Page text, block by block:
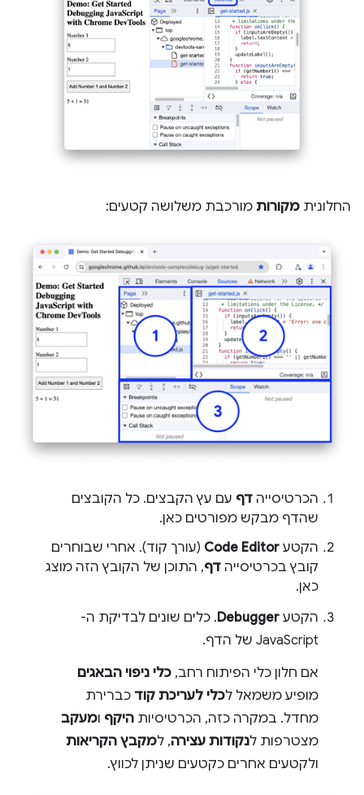
החלונית מקורות מורכבת משלושה קטעים:
הכרטיסייה דף עם עץ הקבצים. כל הקובצים
שהדף מבקש מפורטים כאן.
הקטע Code Editor (עורך קוד). אחרי שבוחרים
קובץ בכרטיסייה דף, התוכן של הקובץ הזה מוצג
כאן.
הקטע Debugger. כלים שונים לבדיקת ה-
JavaScript של הדף.
אם חלון כלי הפיתוח רחב, כלי ניפוי הבאגים
מופיע משמאל לכלי לעריכת קוד כברירת
מחדל. במקרה כזה, הכרטיסיות היקף ומעקב
מצטרפות לנקודות עצירה, למקבץ הקריאות
ולקטעים אחרים כקטעים שניתן לכווץ.